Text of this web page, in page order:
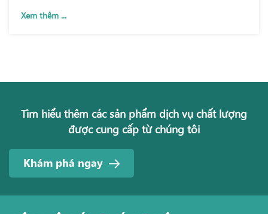
Xem thêm ...
Tìm hiểu thêm các sản phẩm dịch vụ chất lượng
được cung cấp từ chúng tôi
Khám phá ngay